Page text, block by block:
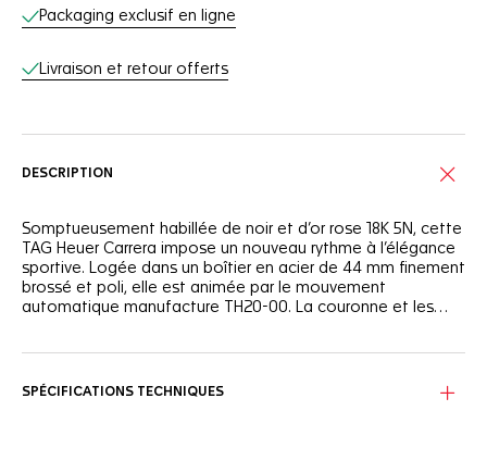
Packaging exclusif en ligne
Livraison et retour offerts
DESCRIPTION
Somptueusement habillée de noir et d’or rose 18K 5N, cette
TAG Heuer Carrera impose un nouveau rythme à l’élégance
sportive. Logée dans un boîtier en acier de 44 mm finement
brossé et poli, elle est animée par le mouvement
automatique manufacture TH20-00. La couronne et les
jusqu’à la couronne et aux poussoirs.
SPÉCIFICATIONS TECHNIQUES